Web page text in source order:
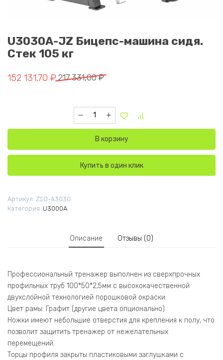
U3030A-JZ Бицепс-машина сидя.
Стек 105 кг
217 331,00₽
Первоначальная цена составляла 217 331,00 ₽.
152 131,70 ₽
Текущая цена: 152 131,70 ₽.
Количество товара U3030A-JZ Бицепс-
В корзину
Купить в один клик
Артикул: ZSO-A3030
Категория: U3000A
Описание Отзывы (0)
Профессиональный тренажер выполнен из сверхпрочных
профильных труб 100*50*2,5мм с высококачественной
двухслойной технологией порошковой окраски.
Цвет рамы: Графит (другие цвета опционально)
Ножки имеют небольшие отверстия для крепления к полу, что
позволит защитить тренажер от нежелательных
перемещений.
Торцы профиля закрыты пластиковыми заглушками с